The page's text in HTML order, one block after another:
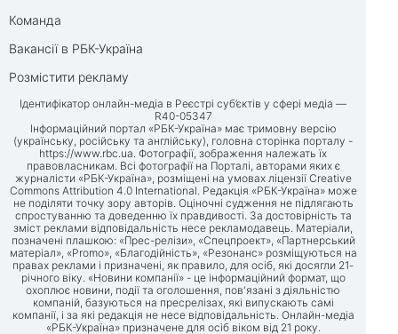
Команда
Вакансії в РБК-Україна
Розмістити рекламу
Ідентифікатор онлайн-медіа в Реєстрі суб’єктів у сфері медіа —
R40-05347
Інформаційний портал «РБК-Україна» має тримовну версію
(українську, російську та англійську), головна сторінка порталу -
https://www.rbc.ua. Фотографії, зображення належать їх
правовласникам. Всі фотографії на Порталі, авторами яких є
журналісти «РБК-Україна», розміщені на умовах ліцензії Creative
Commons Attribution 4.0 International. Редакція «РБК-Україна» може
не поділяти точку зору авторів. Оціночні судження не підлягають
спростуванню та доведенню їх правдивості. За достовірність та
зміст реклами відповідальність несе рекламодавець. Матеріали,
позначені плашкою: «Прес-релізи», «Спецпроект», «Партнерський
матеріал», «Promo», «Благодійність», «Резонанс» розміщуються на
правах реклами і призначені, як правило, для осіб, які досягли 21-
річного віку. «Новини компанії» - це інформаційний формат, що
охоплює новини, події та оголошення, пов'язані з діяльністю
компаній, базуються на пресрелізах, які випускають самі
компанії, і за які редакція не несе відповідальність. Онлайн-медіа
«РБК-Україна» призначене для осіб віком від 21 року.